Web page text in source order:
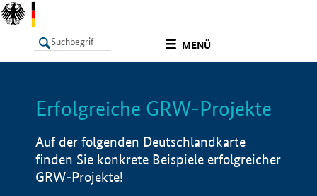
MENÜ
LISTE Info
Erfolgreiche GRW-Projekte
Auf der folgenden Deutschlandkarte
finden Sie konkrete Beispiele erfolgreicher
GRW-Projekte!